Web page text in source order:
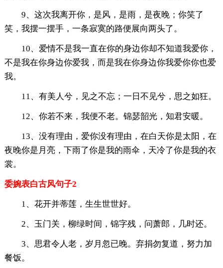
9、这次我离开你，是风，是雨，是夜晚；你笑了
笑，我摆一摆手，一条寂寞的路便展向两头了。
10、爱情不是我一直在你的身边你却不知道我爱你，
不是我在你身边你爱我，而是我在你身边你我爱你你也爱
我。
11、有美人兮，见之不忘；一日不见兮，思之如狂。
12、你若不来，我便不老。锦瑟韶光，知君安暖。
13、没有理由，爱你没有理由，在白天你是太阳，在
夜晚你是月亮，下雨了你是我的雨伞，天冷了你是我的衣
裳。
委婉表白古风句子2
1、花开并蒂莲，生生世世好。
2、玉门关，柳绿时间，锦字残，问萧郎，几时还。
3、思君令人老，岁月忽已晚。弃捐勿复道，努力加
餐饭。